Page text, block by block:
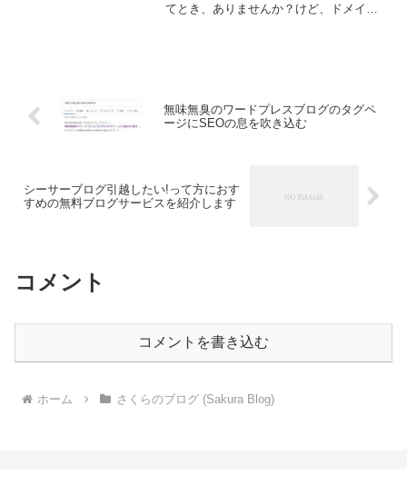
てとき、ありませんか？けど、ドメイン
無味無臭のワードプレスブログのタグペ
ージにSEOの息を吹き込む
シーサーブログ引越したい!って方におす
すめの無料ブログサービスを紹介します
コメント
コメントを書き込む
ホーム さくらのブログ (Sakura Blog)